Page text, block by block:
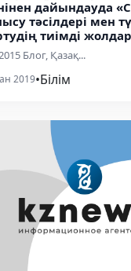
дайындауда
тәсілдері мен
тиімді
Блог, Қазақ...
2019•Білім